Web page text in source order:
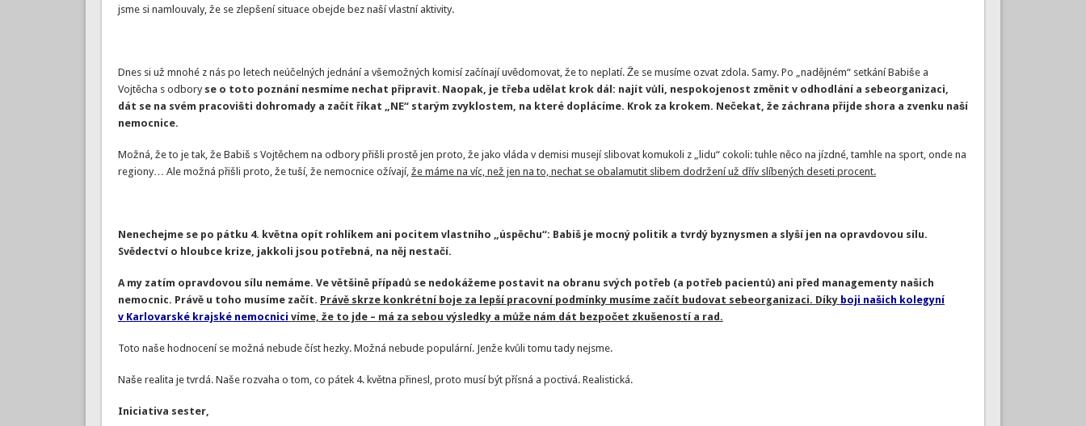
jsme si namlouvaly, že se zlepšení situace obejde bez naší vlastní aktivity.
Dnes si už mnohé z nás po letech neúčelných jednání a všemožných komisí začínají uvědomovat, že to neplatí. Že se musíme ozvat zdola. Samy. Po „nadějném“ setkání Babiše a
Vojtěcha s odbory se o toto poznání nesmíme nechat připravit. Naopak, je třeba udělat krok dál: najít vůli, nespokojenost změnit v odhodlání a sebeorganizaci,
dát se na svém pracovišti dohromady a začít říkat „NE“ starým zvyklostem, na které doplácíme. Krok za krokem. Nečekat, že záchrana přijde shora a zvenku naší
nemocnice.
Možná, že to je tak, že Babiš s Vojtěchem na odbory přišli prostě jen proto, že jako vláda v demisi musejí slibovat komukoli z „lidu“ cokoli: tuhle něco na jízdné, tamhle na sport, onde na
regiony… Ale možná přišli proto, že tuší, že nemocnice ožívají, že máme na víc, než jen na to, nechat se obalamutit slibem dodržení už dřív slíbených deseti procent.
Nenechejme se po pátku 4. května opít rohlíkem ani pocitem vlastního „úspěchu“: Babiš je mocný politik a tvrdý byznysmen a slyší jen na opravdovou sílu.
Svědectví o hloubce krize, jakkoli jsou potřebná, na něj nestačí.
A my zatím opravdovou sílu nemáme. Ve většině případů se nedokážeme postavit na obranu svých potřeb (a potřeb pacientů) ani před managementy našich
nemocnic. Právě u toho musíme začít. Právě skrze konkrétní boje za lepší pracovní podmínky musíme začít budovat sebeorganizaci. Díky boji našich kolegyní
v Karlovarské krajské nemocnici víme, že to jde – má za sebou výsledky a může nám dát bezpočet zkušeností a rad.
Toto naše hodnocení se možná nebude číst hezky. Možná nebude populární. Jenže kvůli tomu tady nejsme.
Naše realita je tvrdá. Naše rozvaha o tom, co pátek 4. května přinesl, proto musí být přísná a poctivá. Realistická.
Iniciativa sester,